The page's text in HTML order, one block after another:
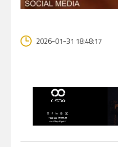
2026-01-31 18:48:17